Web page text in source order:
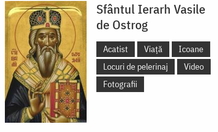
Sfântul Ierarh Vasile
de Ostrog
Acatist Viață
Icoane
Locuri de pelerinaj
Video
Fotografii